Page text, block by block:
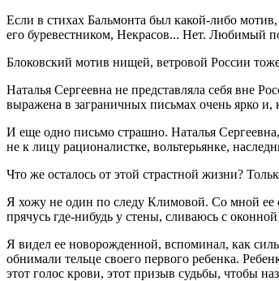
Если в стихах Бальмонта был какой-либо
его буревестником, Некрасов... Нет. Любимый
Блоковский мотив нищей, ветровой России
Наталья Сергеевна не представляла себя вне
выражена в заграничных письмах очень ярко и,
И еще одно письмо страшно. Наталья
не к лицу рационалистке, вольтерьянке,
Что же осталось от этой страстной жизни?
Я хожу не один по следу Климовой. Со мной ее
прячусь где-нибудь у стены, сливаюсь с
Я видел ее новорожденной, вспоминал, как
обнимали тельце своего первого ребенка.
этот голос крови, этот призыв судьбы, чтобы